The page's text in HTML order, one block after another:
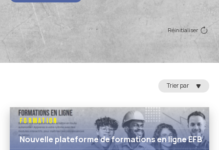
Réinitialiser
Trier par
Formation
Nouvelle plateforme de formations en ligne EFB